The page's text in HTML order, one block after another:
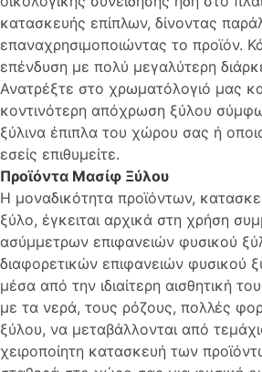
κατασκευής επίπλων, δίνοντας
επαναχρησιμοποιώντας το προϊόν.
επένδυση με πολύ μεγαλύτερη
Ανατρέξτε στο χρωματόλογιό μας
κοντινότερη απόχρωση ξύλου
ξύλινα έπιπλα του χώρου σας ή
εσείς επιθυμείτε.
Προϊόντα Μασίφ Ξύλου
Η μοναδικότητα προϊόντων,
ξύλο, έγκειται αρχικά στη χρήση
ασύμμετρων επιφανειών φυσικού
διαφορετικών επιφανειών φυσικού
μέσα από την ιδιαίτερη αισθητική
με τα νερά, τους ρόζους, πολλές
ξύλου, να μεταβάλλονται από
χειροποίητη κατασκευή των